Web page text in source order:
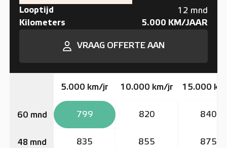
Looptijd
12 mnd
Kilometers 5.000 KM/JAAR
VRAAG OFFERTE AAN
60 mnd
48 mnd
5.000 km/jr 10.000 km/jr 15.000
799 820 840
835 855 875